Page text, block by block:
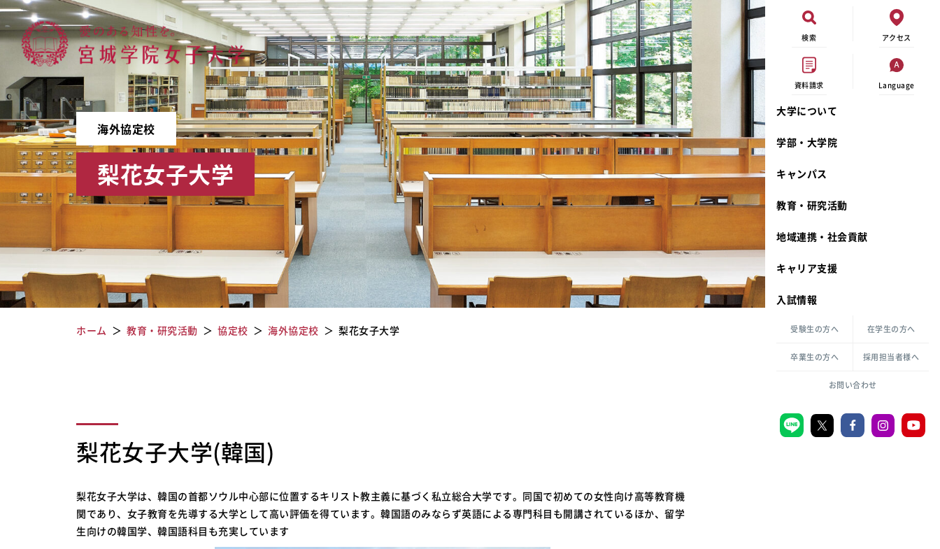
検索 アクセス
資料請求 Language
大学について
宮城学院 校歌
礼拝堂
カリキュラム・ポリシー
倫理憲章
ハラスメントの防止
共生のための多様性宣言
学部・大学院
生活文化デザイン学科
一般教育課程
キャンパス
奨学金
大学祭
キャンパスメンバーズ
教職センター
学芸員課程
図書館司書課程
教育・研究活動動物実験に関する情報公開
教員一覧
大学刊行物
地域連携・社会貢献
カリキュラム・入室方法
キャリア支援
入試情報
出張講義
大学見学
相談フォーム
資料請求
受験生の方へ 在学生の方へ
卒業生の方へ 採用担当者様へ
お問い合わせ
宮城学院女子大学
海外協定校
梨花女子大学
ホーム 教育・研究活動 協定校 海外協定校 梨花女子大学
梨花女子大学(韓国)
梨花女子大学は、韓国の首都ソウル中心部に位置するキリスト教主義に基づく私立総合大学です。同国で初めての女性向け高等教育機
関であり、女子教育を先導する大学として高い評価を得ています。韓国語のみならず英語による専門科目も開講されているほか、留学
生向けの韓国学、韓国語科目も充実しています